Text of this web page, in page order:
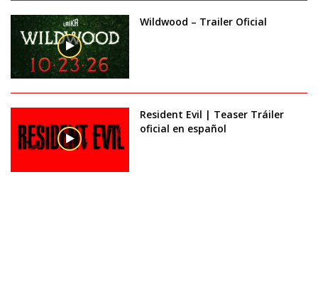
Wildwood – Trailer Oficial
Resident Evil | Teaser Tráiler
oficial en español